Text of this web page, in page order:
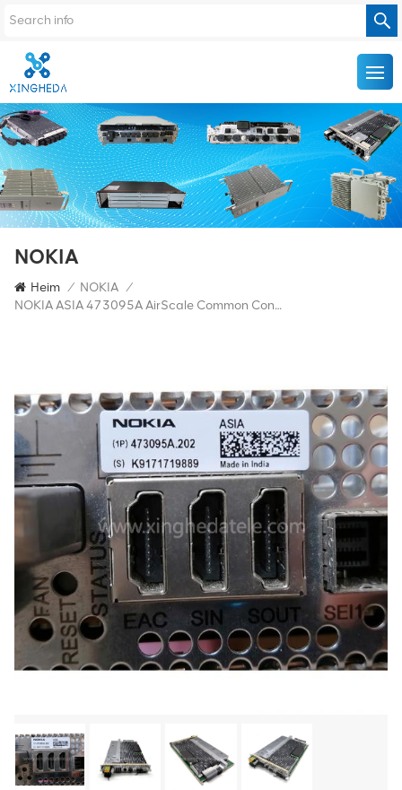
NOKIA
Heim / NOKIA /
NOKIA ASIA 473095A AirScale Common Control Card